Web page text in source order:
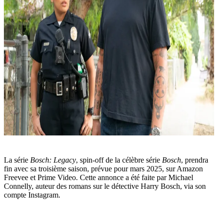
La série Bosch: Legacy, spin-off de la célèbre série Bosch, prendra
fin avec sa troisième saison, prévue pour mars 2025, sur Amazon
Freevee et Prime Video. Cette annonce a été faite par Michael
Connelly, auteur des romans sur le détective Harry Bosch, via son
compte Instagram.